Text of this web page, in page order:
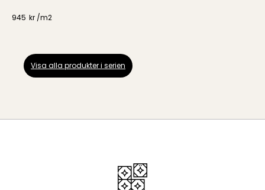
945 kr /m2
Visa alla produkter i serien